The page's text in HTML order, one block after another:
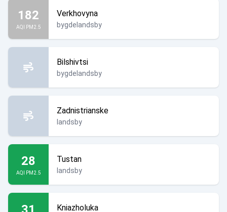
182
AQI PM2.5
Verkhovyna
bygdelandsby
Bilshivtsi
bygdelandsby
Zadnistrianske
landsby
28
AQI PM2.5
Tustan
landsby
Kniazholuka